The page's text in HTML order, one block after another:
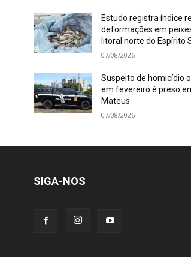
Estudo registra índice
deformações em
litoral norte do Espírito
07/08/2026
Suspeito de homicídio
em fevereiro é preso
Mateus
07/08/2026
SIGA-NOS